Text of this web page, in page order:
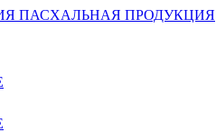
ПАСХАЛЬНАЯ ПРОДУКЦИЯ